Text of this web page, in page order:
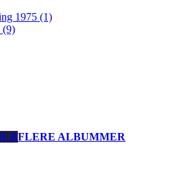
1975 (1)
(9)
FLERE ALBUMMER